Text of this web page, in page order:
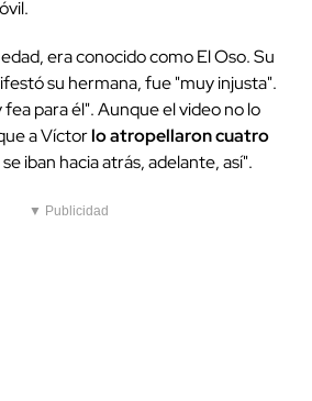
era conocido como El Oso. Su
su hermana, fue "muy injusta".
para él". Aunque el video no lo
a Víctorlo atropellaron cuatro
iban hacia atrás, adelante, así".
▼ Publicidad